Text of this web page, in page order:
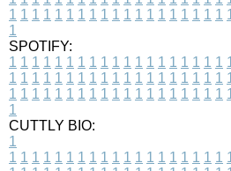
1 1 1 1 1 1 1 1 1 1 1 1 1 1 1 1 1 1 1
1
SPOTIFY:
1 1 1 1 1 1 1 1 1 1 1 1 1 1 1 1 1 1 1
1 1 1 1 1 1 1 1 1 1 1 1 1 1 1 1 1 1 1
1 1 1 1 1 1 1 1 1 1 1 1 1 1 1 1 1 1 1
1
CUTTLY BIO:
1
1 1 1 1 1 1 1 1 1 1 1 1 1 1 1 1 1 1 1